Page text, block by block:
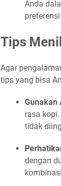
Anda
Tips
Agar
tips yang bisa
Gunakan
rasa
tidak
dengan